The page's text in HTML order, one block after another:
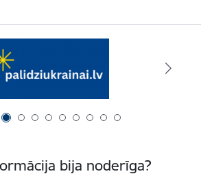
bija noderīga?